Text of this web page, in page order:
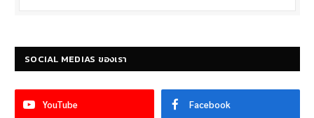
SOCIAL MEDIAS ของเรา
YouTube Facebook